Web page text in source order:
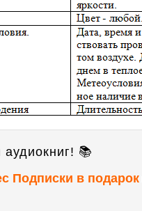
📚
Подписки в подарок